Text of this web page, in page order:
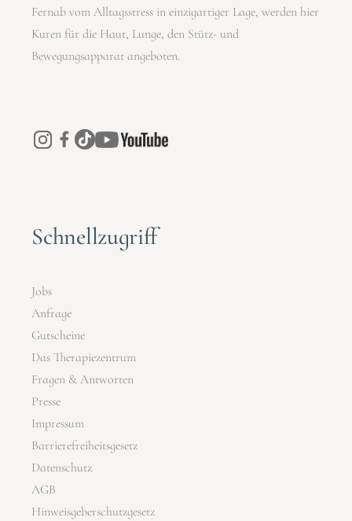
Fernab vom Alltagsstress in einzigartiger Lage, werden hier
Kuren für die Haut, Lunge, den Stütz- und
Bewegungsapparat angeboten.
Schnellzugriff
Jobs
Anfrage
Gutscheine
Das Therapiezentrum
Fragen & Antworten
Presse
Impressum
Barrierefreiheitsgesetz
Datenschutz
AGB
Hinweisgeberschutzgesetz